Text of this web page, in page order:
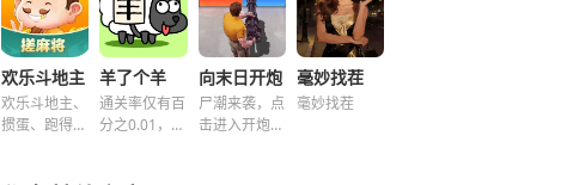
欢乐斗地主
欢乐斗地主、
掼蛋、跑得
羊了个羊
通关率仅有百
分之0.01，快
向末日开炮
尸潮来袭，点
击进入开炮宇
毫妙找茬
毫妙找茬